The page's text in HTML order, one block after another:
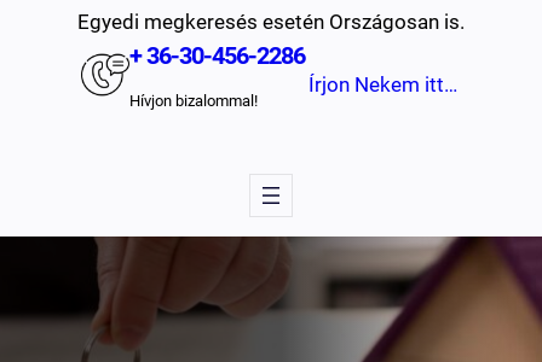
Egyedi megkeresés esetén Országosan is.
+ 36-30-456-2286
Hívjon bizalommal!
Írjon Nekem itt…